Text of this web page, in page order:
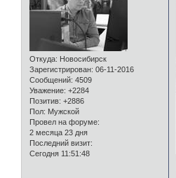
Откуда: Новосибирск
Зарегистрирован: 06-11-2016
Сообщений: 4509
Уважение: +2284
Позитив: +2886
Пол: Мужской
Провел на форуме:
2 месяца 23 дня
Последний визит:
Сегодня 11:51:48